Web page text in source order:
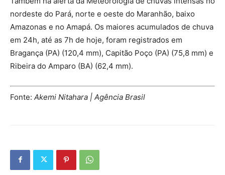
nordeste do Pará, norte e oeste do Maranhão, baixo
Amazonas e no Amapá. Os maiores acumulados de chuva
em 24h, até as 7h de hoje, foram registrados em
Bragança (PA) (120,4 mm), Capitão Poço (PA) (75,8 mm) e
Ribeira do Amparo (BA) (62,4 mm).
Fonte: Akemi Nitahara | Agência Brasil